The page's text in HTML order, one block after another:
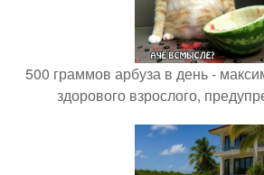
500 граммов арбуза в день -
здорового взрослого,